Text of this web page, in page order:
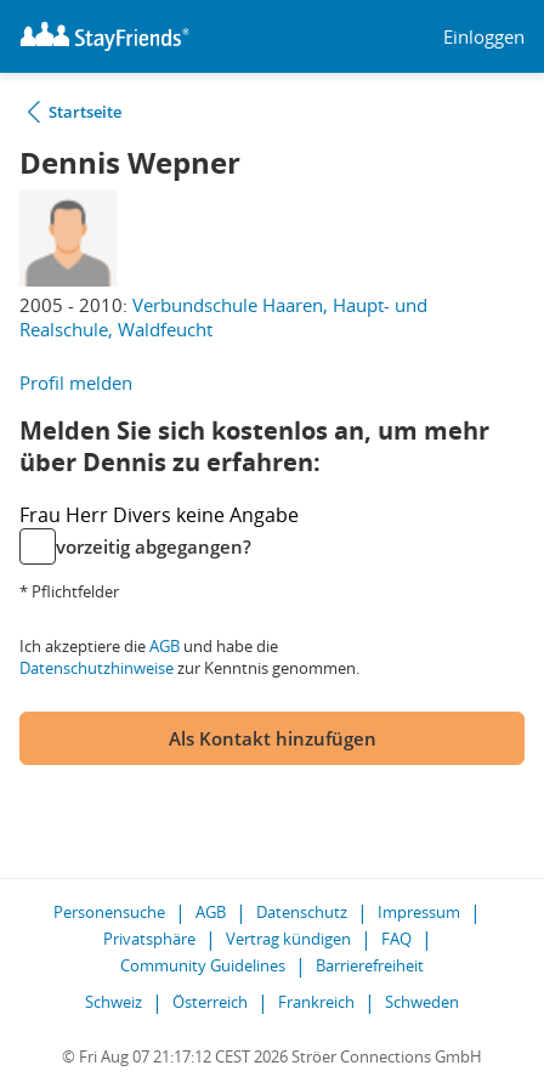
Einloggen
Startseite
Dennis Wepner
2005 - 2010: Verbundschule Haaren, Haupt- und
Realschule, Waldfeucht
Profil melden
Melden Sie sich kostenlos an, um mehr
über Dennis zu erfahren:
Frau Herr Divers keine Angabe
vorzeitig abgegangen?
* Pflichtfelder
Ich akzeptiere dieAGB und habe die
Datenschutzhinweisezur Kenntnis genommen.
Als Kontakt hinzufügen
Personensuche AGB Datenschutz
Impressum
Privatsphäre
Vertrag kündigen
FAQ
Community Guidelines
Barrierefreiheit
Schweiz
Österreich Frankreich Schweden
© Fri Aug 07 21:17:12 CEST 2026 Ströer Connections GmbH